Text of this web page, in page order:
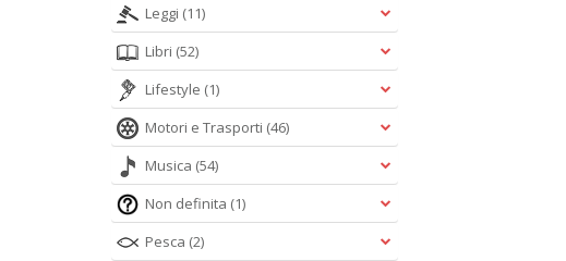
Leggi (11)
Libri (52)
Lifestyle (1)
Motori e Trasporti (46)
Musica (54)
Non definita (1)
Pesca (2)